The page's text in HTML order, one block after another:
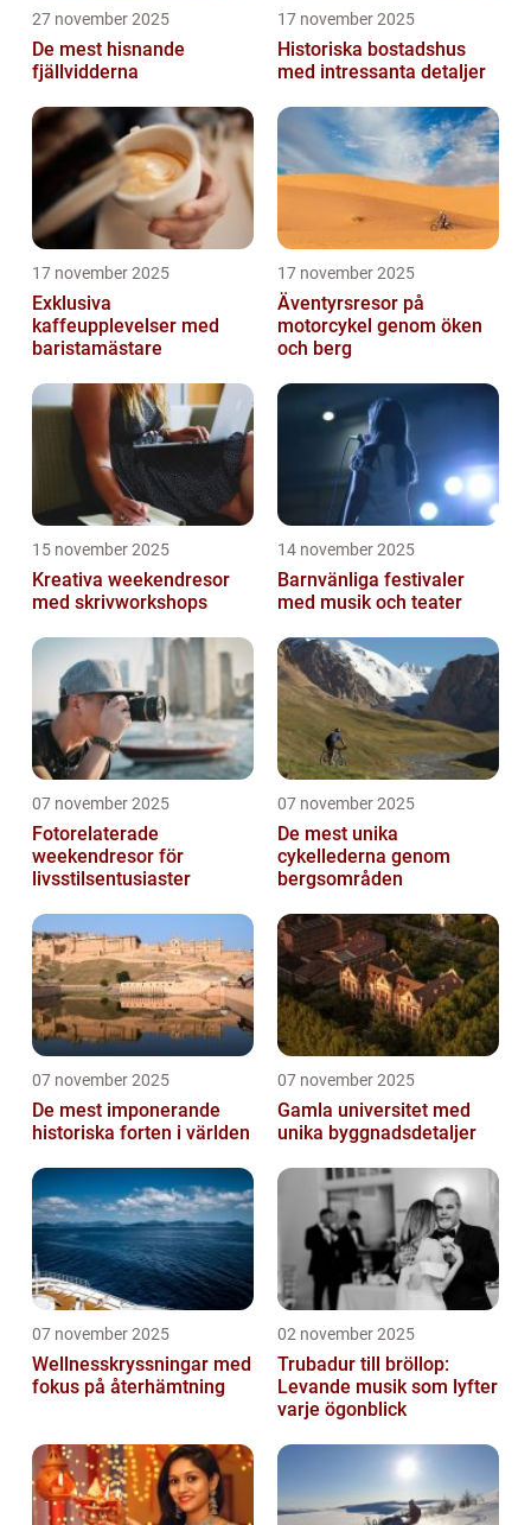
27 november 2025
De mest hisnande
fjällvidderna
17 november 2025
Historiska bostadshus
med intressanta detaljer
17 november 2025
Exklusiva
kaffeupplevelser med
baristamästare
17 november 2025
Äventyrsresor på
motorcykel genom öken
och berg
15 november 2025
Kreativa weekendresor
med skrivworkshops
14 november 2025
Barnvänliga festivaler
med musik och teater
07 november 2025
Fotorelaterade
weekendresor för
livsstilsentusiaster
07 november 2025
De mest unika
cykellederna genom
bergsområden
07 november 2025
De mest imponerande
historiska forten i världen
07 november 2025
Gamla universitet med
unika byggnadsdetaljer
07 november 2025
Wellnesskryssningar med
fokus på återhämtning
02 november 2025
Trubadur till bröllop:
Levande musik som lyfter
varje ögonblick